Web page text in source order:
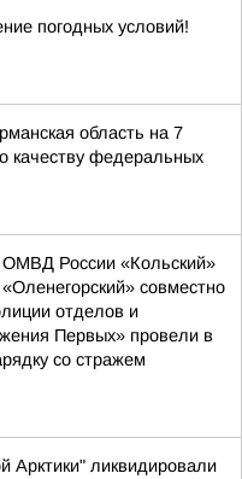
погодных условий!
область на 7
качеству федеральных
ОМВД России «Кольский»
совместно
отделов и
Первых» провели в
со стражем
Арктики" ликвидировали